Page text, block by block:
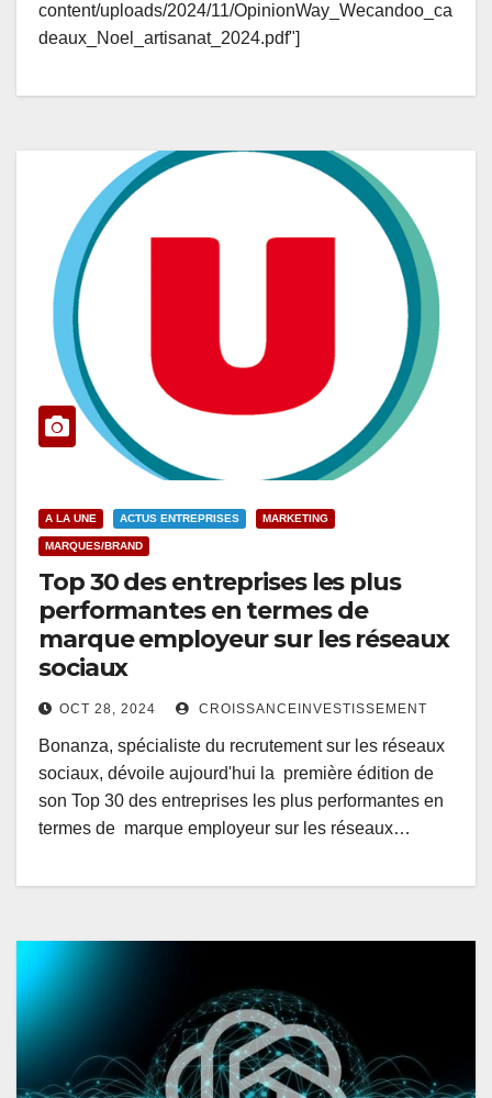
content/uploads/2024/11/OpinionWay_Wecandoo_ca
deaux_Noel_artisanat_2024.pdf"]
A LA UNE ACTUS ENTREPRISES MARKETING
MARQUES/BRAND
Top 30 des entreprises les plus
performantes en termes de
marque employeur sur les réseaux
sociaux
OCT 28, 2024 CROISSANCEINVESTISSEMENT
Bonanza, spécialiste du recrutement sur les réseaux
sociaux, dévoile aujourd'hui la première édition de
son Top 30 des entreprises les plus performantes en
termes de marque employeur sur les réseaux…